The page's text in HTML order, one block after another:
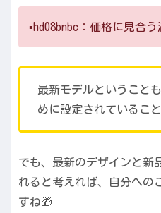
▪️hd08bnbc：価格に見合
最新モデルということ
めに設定されているこ
でも、最新のデザインと新
れると考えれば、自分への
すね🎁